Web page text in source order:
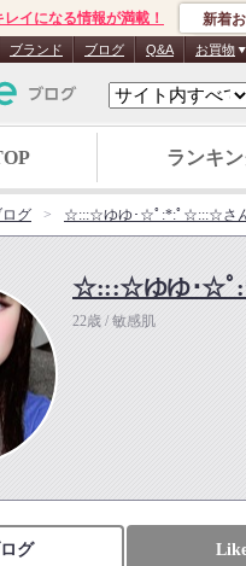
イになる情報が満載！ 新着
ブランド ブログ Q&A お買物
ランキ
ログ ☆:::☆ゆゆ･☆ﾟ:*:ﾟ☆:::☆さ
☆:::☆ゆゆ･☆
22歳 / 敏感肌
グ